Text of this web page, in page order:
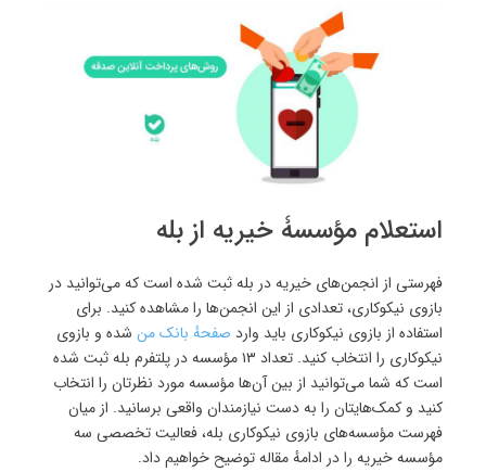
استعلام مؤسسۀ خیریه از بله
فهرستی از انجمن‌های خیریه در بله ثبت شده است که می‌توانید در
بازوی نیکوکاری، تعدادی از این انجمن‌ها را مشاهده کنید. برای
استفاده از بازوی نیکوکاری باید وارد صفحهٔ بانک من شده و بازوی
نیکوکاری را انتخاب کنید. تعداد ۱۳ مؤسسه در پلتفرم بله ثبت شده
است که شما می‌توانید از بین آن‌ها مؤسسه مورد نظرتان را انتخاب
کنید و کمک‌هایتان را به دست نیازمندان واقعی برسانید. از میان
فهرست مؤسسه‌های بازوی نیکوکاری بله، فعالیت‌ تخصصی سه
مؤسسه خیریه را در ادامهٔ مقاله توضیح خواهیم داد.